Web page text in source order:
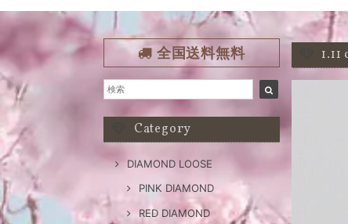
全国送料無料
Category
DIAMOND LOOSE
PINK DIAMOND
RED DIAMOND